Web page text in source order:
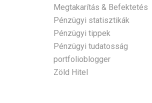
Megtakarítás & Befektetés
Pénzügyi statisztikák
Pénzügyi tippek
Pénzügyi tudatosság
portfolioblogger
Zöld Hitel